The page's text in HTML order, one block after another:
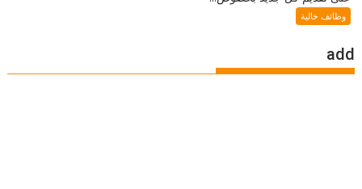
وظائف خالية
add